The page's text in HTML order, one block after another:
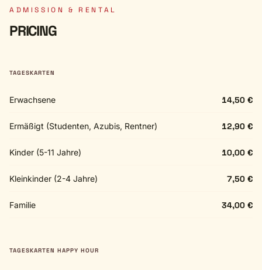
ADMISSION & RENTAL
PRICING
TAGESKARTEN
Erwachsene 14,50 €
Ermäßigt (Studenten, Azubis, Rentner) 12,90 €
Kinder (5-11 Jahre) 10,00 €
Kleinkinder (2-4 Jahre) 7,50 €
Familie 34,00 €
TAGESKARTEN HAPPY HOUR